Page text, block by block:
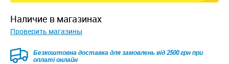
наличие в магазинах
Проверить магазины
Безкоштовна доставка для замовлень від 2500 грн при
оплаті онлайн